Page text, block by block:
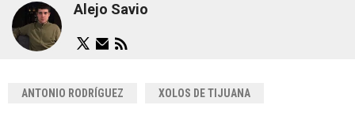
Alejo Savio
ANTONIO RODRÍGUEZ XOLOS DE TIJUANA